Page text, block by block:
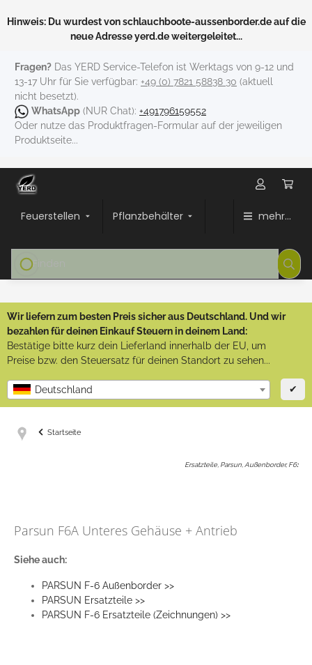
Hinweis: Du wurdest von schlauchboote-aussenborder.de auf die
neue Adresse yerd.de weitergeleitet...
Fragen? Das YERD Service-Telefon ist Werktags von 9-12 und
13-17 Uhr für Sie verfügbar: +49 (0) 7821 58838 30 (aktuell
nicht besetzt).
WhatsApp (NUR Chat): +491796159552
Oder nutze das Produktfragen-Formular auf der jeweiligen
Produktseite...
Feuerstellen Pflanzbehälter mehr...
Wir liefern zum besten Preis sicher aus Deutschland. Und wir
bezahlen für deinen Einkauf Steuern in deinem Land:
Bestätige bitte kurz dein Lieferland innerhalb der EU, um
Preise bzw. den Steuersatz für deinen Standort zu sehen...
Deutschland ✔
Startseite
Ersatzteile, Parsun, Außenborder, F6:
Parsun F6A Unteres Gehäuse + Antrieb
Siehe auch:
PARSUN F-6 Außenborder >>
PARSUN Ersatzteile >>
PARSUN F-6 Ersatzteile (Zeichnungen) >>